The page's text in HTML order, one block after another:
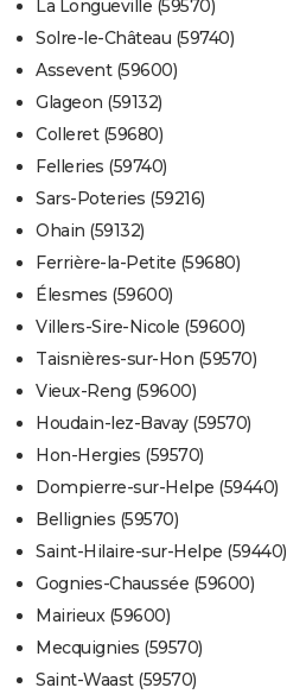
La Longueville (59570)
Solre-le-Château (59740)
Assevent (59600)
Glageon (59132)
Colleret (59680)
Felleries (59740)
Sars-Poteries (59216)
Ohain (59132)
Ferrière-la-Petite (59680)
Élesmes (59600)
Villers-Sire-Nicole (59600)
Taisnières-sur-Hon (59570)
Vieux-Reng (59600)
Houdain-lez-Bavay (59570)
Hon-Hergies (59570)
Dompierre-sur-Helpe (59440)
Bellignies (59570)
Saint-Hilaire-sur-Helpe (59440)
Gognies-Chaussée (59600)
Mairieux (59600)
Mecquignies (59570)
Saint-Waast (59570)